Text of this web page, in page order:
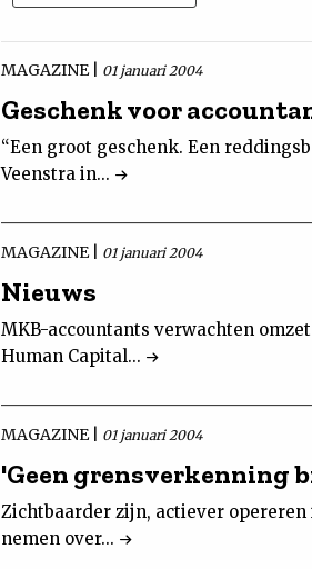
MAGAZINE | 01 januari 2004
Geschenk voor
“Een groot geschenk. Een
Veenstra in...
MAGAZINE | 01 januari 2004
Nieuws
MKB-accountants verwachten
Human Capital...
MAGAZINE | 01 januari 2004
'Geen grensverkenning
Zichtbaarder zijn, actiever
nemen over...